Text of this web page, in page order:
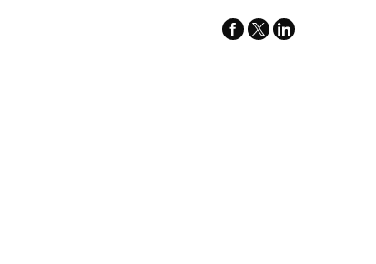
facebook
x-
linkedin